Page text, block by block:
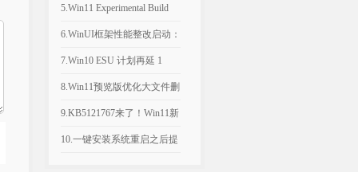
引导设置Bing为默认搜索引
擎
月可选更新：文件管理器优
化文件大小单位
5.Win11 Experimental Build
29634.1000：新增语音访问
人声隔离
6.WinUI框架性能整改启动：
微软承认Win11内置应用内
存过高，底层优化前置
7.Win10 ESU 计划再延 1
年，支持期限至 2027年 10月
8.Win11预览版优化大文件删
除流程，告别“正在计算”弹
窗
9.KB5121767来了！Win11新
补丁修复部分戴尔电脑意外
10.一键安装系统重启之后提